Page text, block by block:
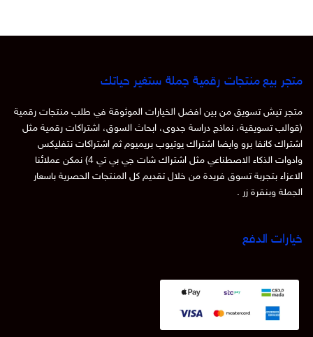
متجر بيع منتجات رقمية جملة ستغير حياتك
متجر تيش تسويق من بين افضل الخيارات الموثوقة في طلب منتجات رقمية
(قوالب تسويقية، نماذج دراسة جدوى، ابحاث السوق، اشتراكات رقمية مثل
اشتراك كانفا برو وايضا اشتراك يوتيوب بريميوم ثم اشتراكات نتفليكس
وادوات الذكاء الاصطناعي مثل اشتراك شات جي بي تي 4) نمكن عملائنا
الاعزاء بتجربة تسوق فريدة من خلال تقديم كل المنتجات الحصرية باسعار
الجملة وبنقرة زر .
خيارات الدفع